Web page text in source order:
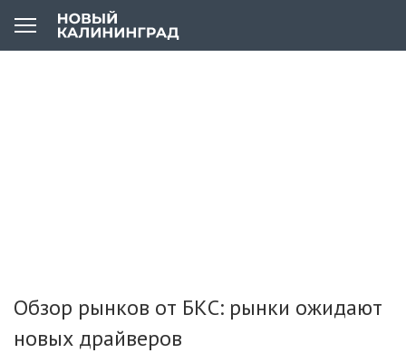
Обзор рынков от БКС: рынки ожидают
новых драйверов